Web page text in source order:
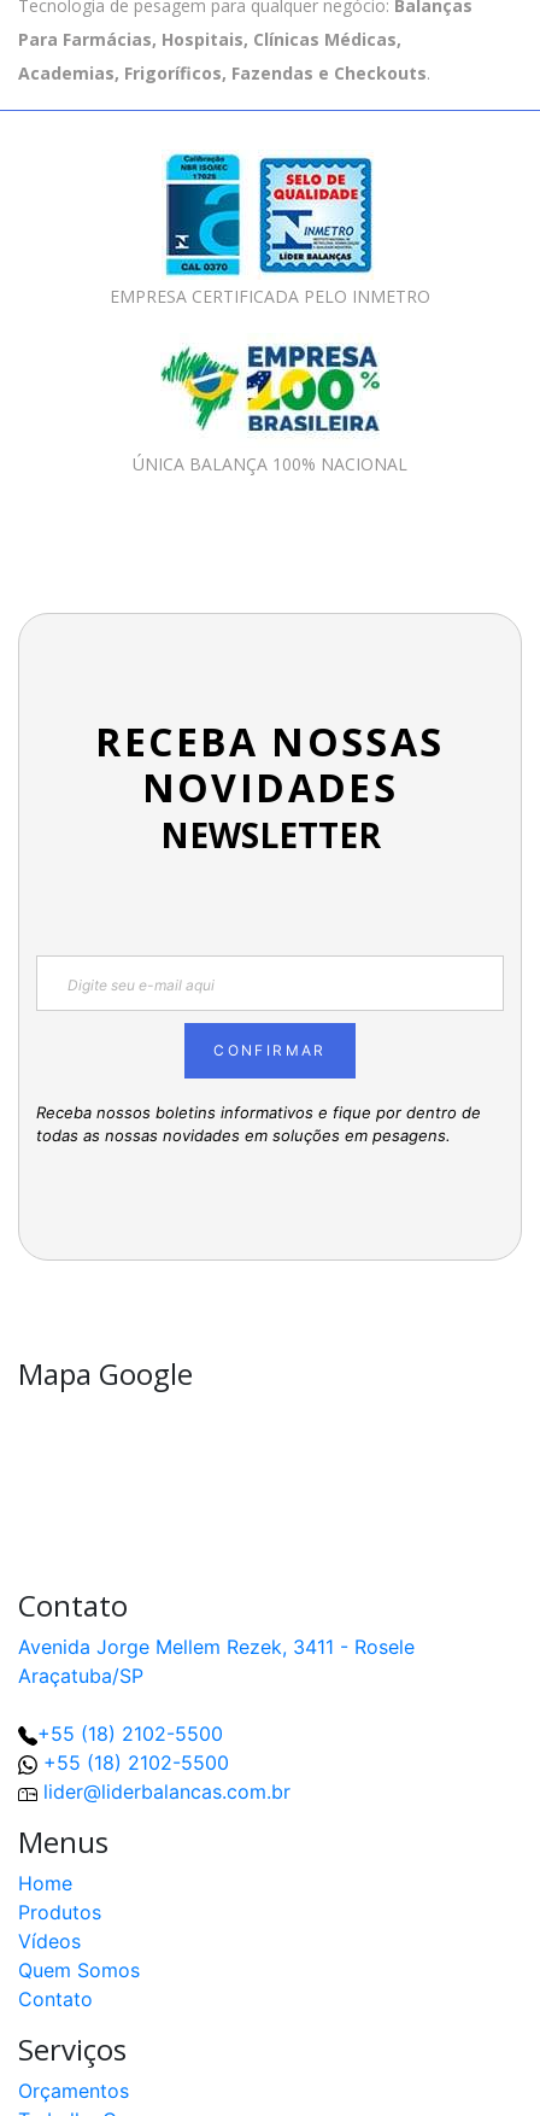
Tecnologia de pesagem para qualquer negócio: Balanças
Para Farmácias, Hospitais, Clínicas Médicas,
Academias, Frigoríficos, Fazendas e Checkouts.
EMPRESA CERTIFICADA PELO INMETRO
ÚNICA BALANÇA 100% NACIONAL
RECEBA NOSSAS
NOVIDADES
NEWSLETTER
CONFIRMAR
Receba nossos boletins informativos e fique por dentro de
todas as nossas novidades em soluções em pesagens.
Mapa Google
Contato
Avenida Jorge Mellem Rezek, 3411 - Rosele
Araçatuba/SP
+55 (18) 2102-5500
+55 (18) 2102-5500
lider@liderbalancas.com.br
Menus
Home
Produtos
Vídeos
Quem Somos
Contato
Serviços
Orçamentos